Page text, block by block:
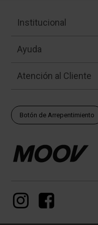
Institucional
Ayuda
Atención al Cliente
Botón de Arrepentimiento